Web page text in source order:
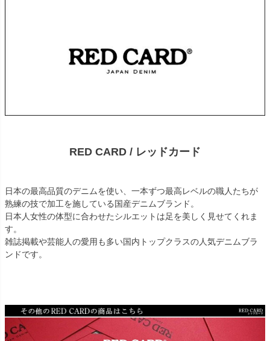
RED CARD / レッドカード
日本の最高品質のデニムを使い、一本ずつ最高レベルの職人たちが
熟練の技で加工を施している国産デニムブランド。
日本人女性の体型に合わせたシルエットは足を美しく見せてくれま
す。
雑誌掲載や芸能人の愛用も多い国内トップクラスの人気デニムブラ
ンドです。